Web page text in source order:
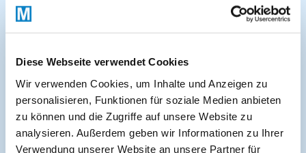
Diese Webseite verwendet Cookies
Wir verwenden Cookies, um Inhalte und Anzeigen zu
personalisieren, Funktionen für soziale Medien anbieten
zu können und die Zugriffe auf unsere Website zu
analysieren. Außerdem geben wir Informationen zu Ihrer
Verwendung unserer Website an unsere Partner für
About